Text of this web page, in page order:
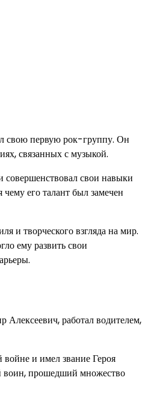
свою первую рок-группу. Он
связанных с музыкой.
свои навыки
его талант был замечен
и творческого взгляда на мир.
ему развить свои
работал водителем,
и имел звание Героя
воин, прошедший множество